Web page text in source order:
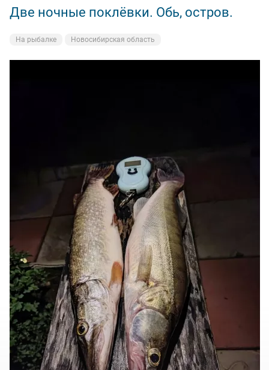
Две ночные поклёвки. Обь, остров.
На рыбалке Новосибирская область